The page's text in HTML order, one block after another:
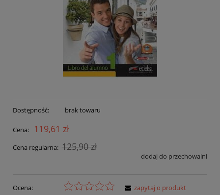
Dostępność: brak towaru
Cena: 119,61 zł
Cena regularna: 125,90 zł
dodaj do przechowalni
Ocena:
zapytaj o produkt